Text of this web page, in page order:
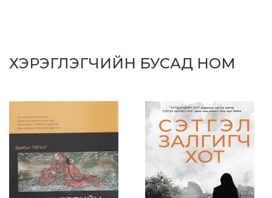
ХЭРЭГЛЭГЧИЙН БУСАД НОМ